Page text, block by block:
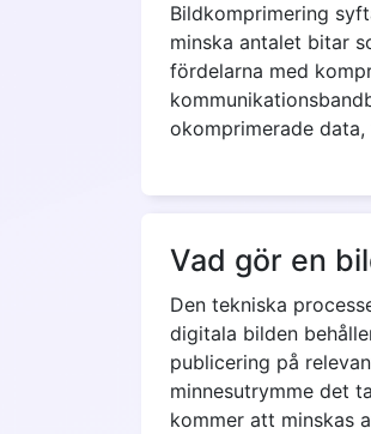
Bildkomprimering
minska antalet bitar
fördelarna med
okomprimerade
Vad gör en
Den tekniska
digitala bilden
publicering på
minnesutrymme det
kommer att minskas